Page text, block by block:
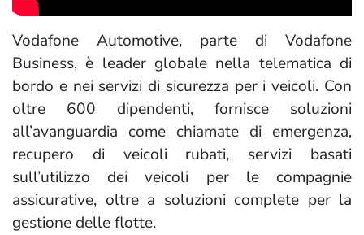
Vodafone Automotive, parte di Vodafone
Business, è leader globale nella telematica di
bordo e nei servizi di sicurezza per i veicoli. Con
oltre 600 dipendenti, fornisce soluzioni
all’avanguardia come chiamate di emergenza,
recupero di veicoli rubati, servizi basati
sull’utilizzo dei veicoli per le compagnie
assicurative, oltre a soluzioni complete per la
gestione delle flotte.